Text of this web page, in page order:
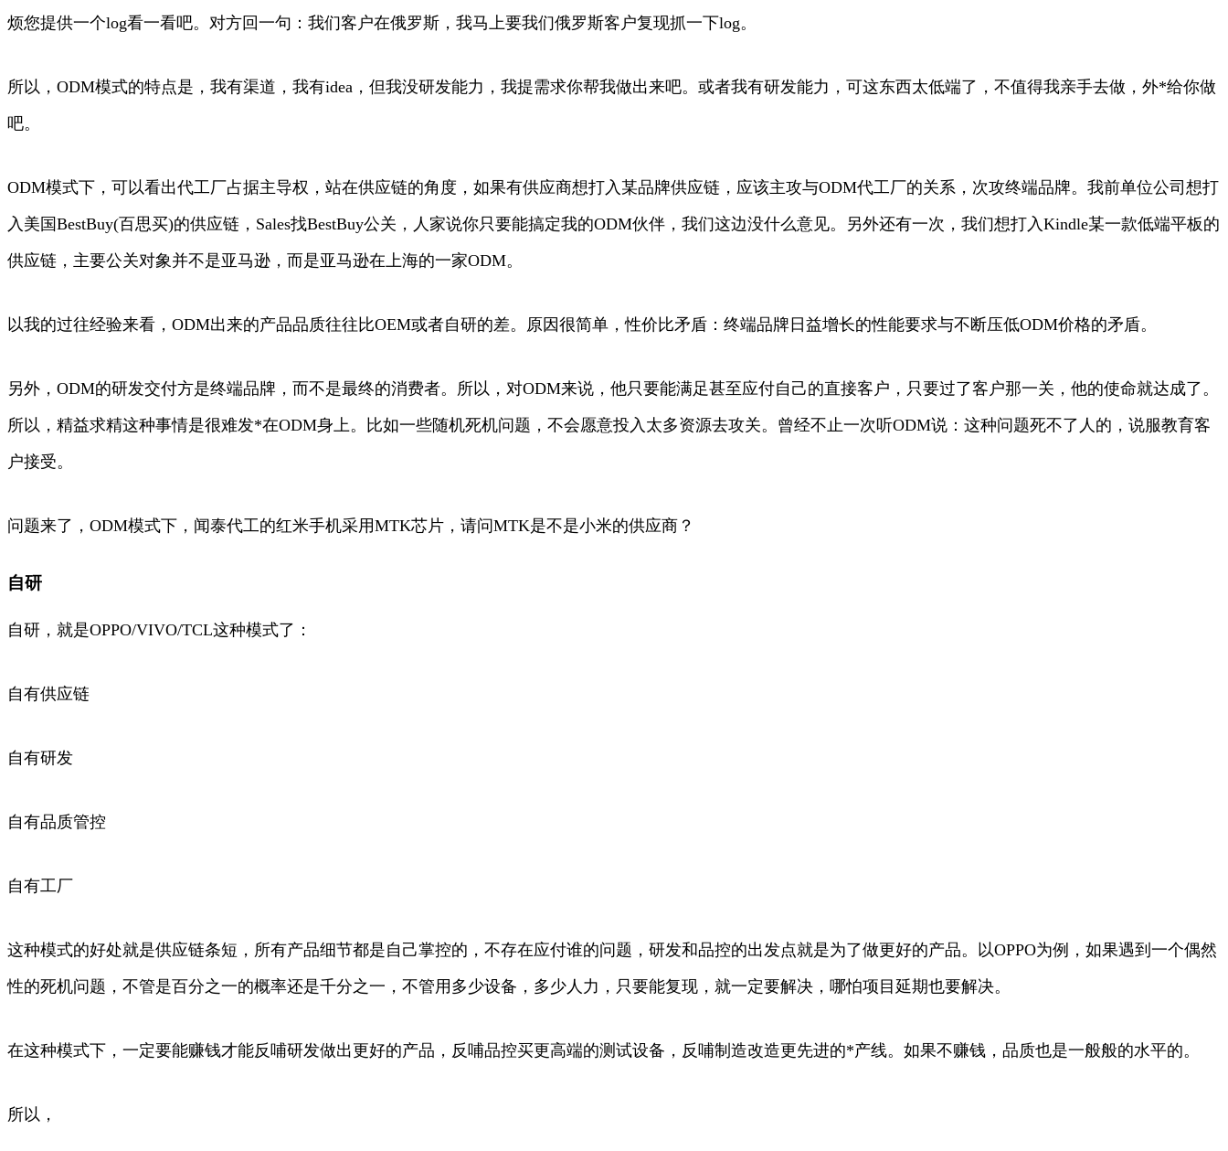
烦您提供一个log看一看吧。对方回一句：我们客户在俄罗斯，我马上要我们俄罗斯客户复现抓一下log。
所以，ODM模式的特点是，我有渠道，我有idea，但我没研发能力，我提需求你帮我做出来吧。或者我有研发能力，可这东西太低端了，不值得我亲手去做，外*给你做
吧。
ODM模式下，可以看出代工厂占据主导权，站在供应链的角度，如果有供应商想打入某品牌供应链，应该主攻与ODM代工厂的关系，次攻终端品牌。我前单位公司想打
入美国BestBuy(百思买)的供应链，Sales找BestBuy公关，人家说你只要能搞定我的ODM伙伴，我们这边没什么意见。另外还有一次，我们想打入Kindle某一款低端平板的
供应链，主要公关对象并不是亚马逊，而是亚马逊在上海的一家ODM。
以我的过往经验来看，ODM出来的产品品质往往比OEM或者自研的差。原因很简单，性价比矛盾：终端品牌日益增长的性能要求与不断压低ODM价格的矛盾。
另外，ODM的研发交付方是终端品牌，而不是最终的消费者。所以，对ODM来说，他只要能满足甚至应付自己的直接客户，只要过了客户那一关，他的使命就达成了。
所以，精益求精这种事情是很难发*在ODM身上。比如一些随机死机问题，不会愿意投入太多资源去攻关。曾经不止一次听ODM说：这种问题死不了人的，说服教育客
户接受。
问题来了，ODM模式下，闻泰代工的红米手机采用MTK芯片，请问MTK是不是小米的供应商？
自研
自研，就是OPPO/VIVO/TCL这种模式了：
自有供应链
自有研发
自有品质管控
自有工厂
这种模式的好处就是供应链条短，所有产品细节都是自己掌控的，不存在应付谁的问题，研发和品控的出发点就是为了做更好的产品。以OPPO为例，如果遇到一个偶然
性的死机问题，不管是百分之一的概率还是千分之一，不管用多少设备，多少人力，只要能复现，就一定要解决，哪怕项目延期也要解决。
在这种模式下，一定要能赚钱才能反哺研发做出更好的产品，反哺品控买更高端的测试设备，反哺制造改造更先进的*产线。如果不赚钱，品质也是一般般的水平的。
所以，